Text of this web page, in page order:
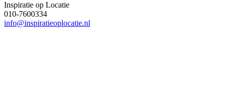
Inspiratie op Locatie
010-7600334
info@inspiratieoplocatie.nl